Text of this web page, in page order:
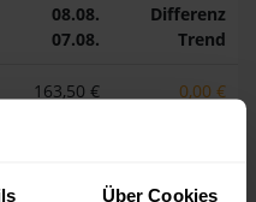
Über Cookies
08.08.
07.08.
Differenz
Trend
163,50 €
0,00 €